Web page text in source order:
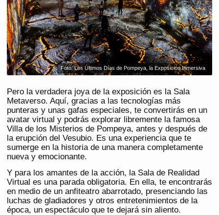
Foto: Los Últimos Días de Pompeya, la Exposición Inmersiva
Pero la verdadera joya de la exposición es la Sala
Metaverso. Aquí, gracias a las tecnologías más
punteras y unas gafas especiales, te convertirás en un
avatar virtual y podrás explorar libremente la famosa
Villa de los Misterios de Pompeya, antes y después de
la erupción del Vesubio. Es una experiencia que te
sumerge en la historia de una manera completamente
nueva y emocionante​​.
Y para los amantes de la acción, la Sala de Realidad
Virtual es una parada obligatoria. En ella, te encontrarás
en medio de un anfiteatro abarrotado, presenciando las
luchas de gladiadores y otros entretenimientos de la
época, un espectáculo que te dejará sin aliento​​.